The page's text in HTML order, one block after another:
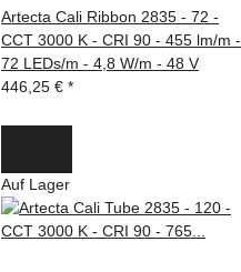
Artecta Cali Ribbon 2835 - 72 -
CCT 3000 K - CRI 90 - 455 lm/m -
72 LEDs/m - 4,8 W/m - 48 V
446,25 € *
Auf Lager